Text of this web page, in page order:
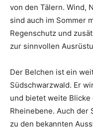
von den Tälern. Wind,
sind auch im Sommer
Regenschutz und
zur sinnvollen
Der Belchen ist ein
Südschwarzwald. Er
und bietet weite
Rheinebene. Auch der
zu den bekannten